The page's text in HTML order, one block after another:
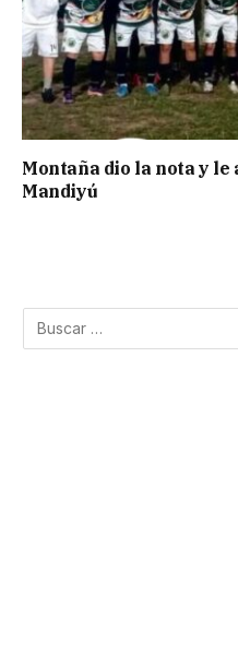
Montaña dio la nota y
Mandiyú